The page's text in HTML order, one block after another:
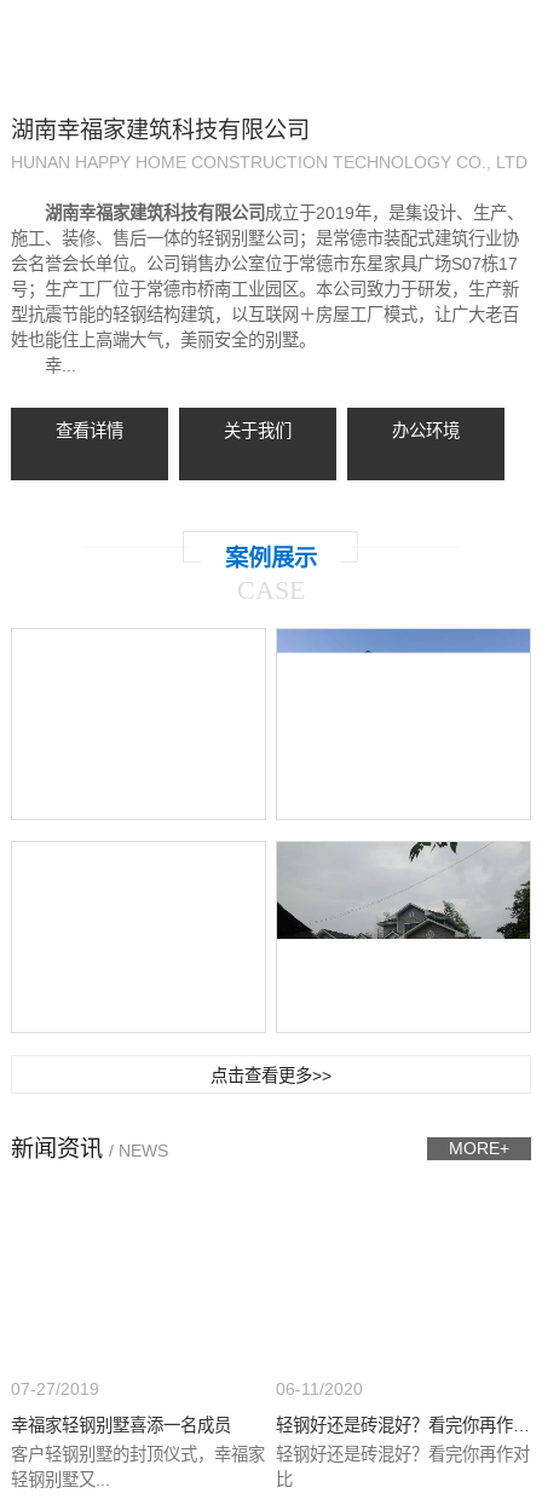
湖南幸福家建筑科技有限公司
HUNAN HAPPY HOME CONSTRUCTION TECHNOLOGY CO., LTD
湖南幸福家建筑科技有限公司 成立于2019年，是集设计、生产、
施工、装修、售后一体的轻钢别墅公司；是常德市装配式建筑行业协
会名誉会长单位。公司销售办公室位于常德市东星家具广场S07栋17
号；生产工厂位于常德市桥南工业园区。本公司致力于研发，生产新
型抗震节能的轻钢结构建筑，以互联网＋房屋工厂模式，让广大老百
姓也能住上高端大气，美丽安全的别墅。
幸...
查看详情 关于我们 办公环境
案例展示
CASE
点击查看更多>>
新闻资讯 / NEWS MORE+
07-27/2019
幸福家轻钢别墅喜添一名成员
客户轻钢别墅的封顶仪式，幸福家
轻钢别墅又...
06-11/2020
轻钢好还是砖混好？看完你再作对
比